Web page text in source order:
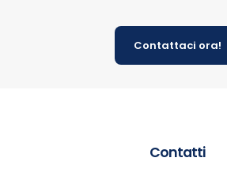
Contattaci ora!
Contatti